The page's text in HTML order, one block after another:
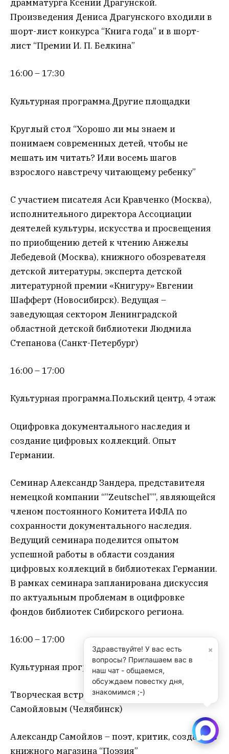
драмматурга Ксении Драгунской.
Произведения Дениса Драгунского входили в
шорт-лист конкурса “Книга года” и в шорт-
лист “Премии И. П. Белкина”
16:00 – 17:30
Культурная программа.Другие площадки
Круглый стол “Хорошо ли мы знаем и
понимаем современных детей, чтобы не
мешать им читать? Или восемь шагов
взрослого навстречу читающему ребенку”
С участием писателя Аси Кравченко (Москва),
исполнительного директора Ассоциации
деятелей культуры, искусства и просвещения
по приобщению детей к чтению Анжелы
Лебедевой (Москва), книжного обозревателя
детской литературы, эксперта детской
литературной премии «Книгуру» Евгении
Шафферт (Новосибирск). Ведущая –
заведующая сектором Ленинградской
областной детской библиотеки Людмила
Степанова (Санкт-Петербург)
16:00 – 17:00
Культурная программа.Польский центр, 4 этаж
Оцифровка документального наследия и
создание цифровых коллекций. Опыт
Германии.
Семинар Александр Зандера, представителя
немецкой компании “”Zeutschel””, являющейся
членом постоянного Комитета ИФЛА по
сохранности документального наследия.
Ведущий семинара поделится опытом
успешной работы в области создания
цифровых коллекций в библиотеках Германии.
В рамках семинара запланирована дискуссия
по актуальным проблемам в оцифровке
фондов библиотек Сибирского региона.
16:00 – 17:00
Культурная программа.Студия 312, 3 этаж
Творческая встреча с Александром
Самойловым (Челябинск)
Александр Самойлов – поэт, критик, создатель
книжного магазина “Поэзия”
×
Здравствуйте! У вас есть
вопросы? Приглашаем вас в
наш чат - общаемся,
обсуждаем повестку дня,
знакомимся ;-)